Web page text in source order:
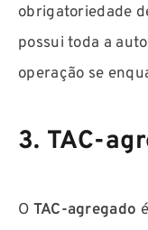
obrigatoriedade
possui toda a
operação se
3. TAC-
O TAC-agregado